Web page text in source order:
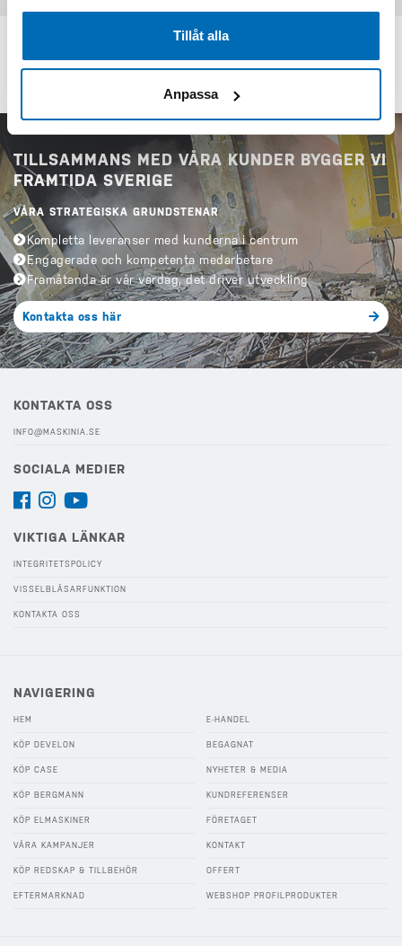
Tillåt alla
Anpassa
KONTAKTA OSS PÅ EPIROC
TILLSAMMANS MED VÅRA KUNDER BYGGER VI
FRAMTIDA SVERIGE
VÅRA STRATEGISKA GRUNDSTENAR
Kompletta leveranser med kunderna i centrum
Engagerade och kompetenta medarbetare
Framåtanda är vår vardag, det driver utveckling
Kontakta oss här
KONTAKTA OSS
INFO@MASKINIA.SE
SOCIALA MEDIER
VIKTIGA LÄNKAR
INTEGRITETSPOLICY
VISSELBLÅSARFUNKTION
KONTAKTA OSS
NAVIGERING
HEM
KÖP DEVELON
KÖP CASE
KÖP BERGMANN
KÖP ELMASKINER
VÅRA KAMPANJER
KÖP REDSKAP & TILLBEHÖR
EFTERMARKNAD
E-HANDEL
BEGAGNAT
NYHETER & MEDIA
KUNDREFERENSER
FÖRETAGET
KONTAKT
OFFERT
WEBSHOP PROFILPRODUKTER